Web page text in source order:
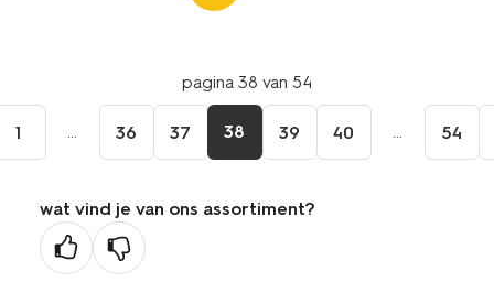
pagina 38 van 54
1 ... 36 37 38 39 40 ... 54
wat vind je van ons assortiment?